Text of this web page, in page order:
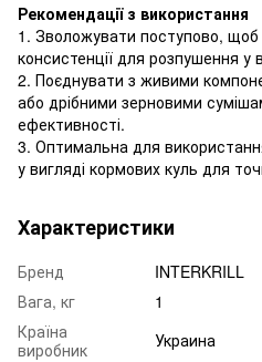
Рекомендації з використання
1. Зволожувати поступово, щоб
консистенції для розпушення у
2. Поєднувати з живими
або дрібними зерновими
ефективності.
3. Оптимальна для
у вигляді кормових куль для
Характеристики
Бренд
INTERKRILL
Вага, кг
1
Країна
виробник
Украина